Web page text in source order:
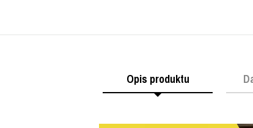
Opis produktu